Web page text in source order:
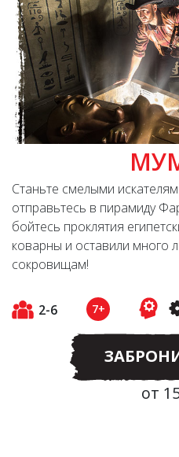
Станьте смелыми
отправьтесь в пирамиду
бойтесь проклятия
коварны и оставили много
сокровищам!
2-6 7+
от